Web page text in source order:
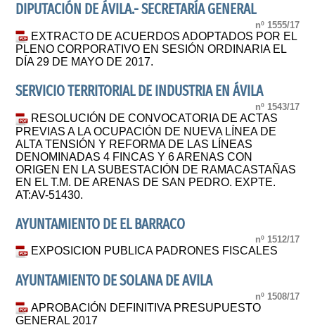
DIPUTACIÓN DE ÁVILA.- SECRETARÍA GENERAL
nº 1555/17
EXTRACTO DE ACUERDOS ADOPTADOS POR EL
PLENO CORPORATIVO EN SESIÓN ORDINARIA EL
DÍA 29 DE MAYO DE 2017.
SERVICIO TERRITORIAL DE INDUSTRIA EN ÁVILA
nº 1543/17
RESOLUCIÓN DE CONVOCATORIA DE ACTAS
PREVIAS A LA OCUPACIÓN DE NUEVA LÍNEA DE
ALTA TENSIÓN Y REFORMA DE LAS LÍNEAS
DENOMINADAS 4 FINCAS Y 6 ARENAS CON
ORIGEN EN LA SUBESTACIÓN DE RAMACASTAÑAS
EN EL T.M. DE ARENAS DE SAN PEDRO. EXPTE.
AT:AV-51430.
AYUNTAMIENTO DE EL BARRACO
nº 1512/17
EXPOSICION PUBLICA PADRONES FISCALES
AYUNTAMIENTO DE SOLANA DE AVILA
nº 1508/17
APROBACIÓN DEFINITIVA PRESUPUESTO
GENERAL 2017